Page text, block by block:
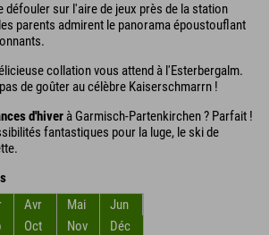
défouler sur l'aire de jeux près de la station
parents admirent le panorama époustouflant
collation vous attend à l'Esterbergalm.
de goûter au célèbre Kaiserschmarrn !
d'hiver à Garmisch-Partenkirchen ? Parfait !
fantastiques pour la luge, le ski de
Avr Mai
Jun
Oct Nov Déc